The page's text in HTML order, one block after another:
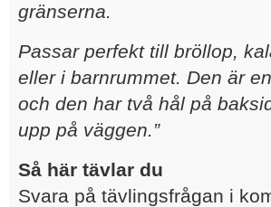
gränserna.
Passar perfekt till bröllop,
eller i barnrummet. Den är
och den har två hål på
upp på väggen.”
Så här tävlar du
Svara på tävlingsfrågan i